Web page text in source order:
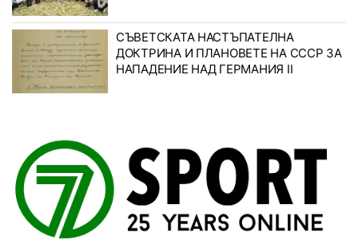
СЪВЕТСКАТА НАСТЪПАТЕЛНА
ДОКТРИНА И ПЛАНОВЕТЕ НА СССР ЗА
НАПАДЕНИЕ НАД ГЕРМАНИЯ II